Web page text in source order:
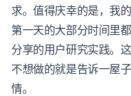
求。值得庆幸的是，我
第一天的大部分时间里
分享的用户研究实践。
不想做的就是告诉一屋
情。